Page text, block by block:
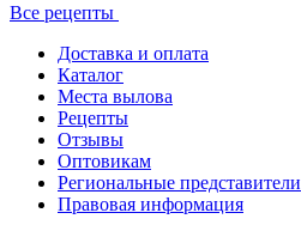
Все рецепты
Доставка и оплата
Каталог
Места вылова
Рецепты
Отзывы
Оптовикам
Региональные представители
Правовая информация